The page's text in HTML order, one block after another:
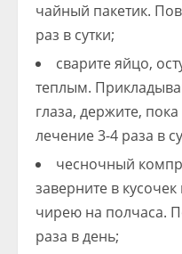
чайный пакетик.
раз в сутки;
сварите яйцо,
теплым.
глаза, держите,
лечение 3-4 раза в
чесночный
заверните в
чирею на полчаса.
раза в день;